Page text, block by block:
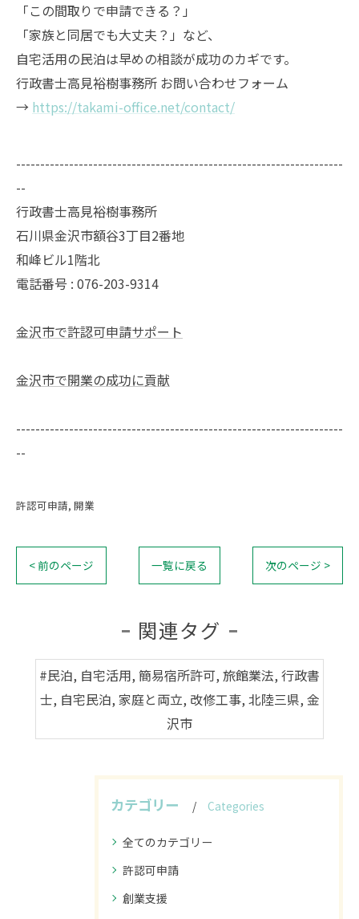
「この間取りで申請できる？」
「家族と同居でも大丈夫？」など、
自宅活用の民泊は早めの相談が成功のカギです。
行政書士高見裕樹事務所 お問い合わせフォーム
→ https://takami-office.net/contact/
--------------------------------------------------------------------
--
行政書士高見裕樹事務所
石川県金沢市額谷3丁目2番地
和峰ビル1階北
電話番号 : 076-203-9314
金沢市で許認可申請サポート
金沢市で開業の成功に貢献
--------------------------------------------------------------------
--
許認可申請 開業
< 前のページ 一覧に戻る 次のページ >
関連タグ
#民泊, 自宅活用, 簡易宿所許可, 旅館業法, 行政書
士, 自宅民泊, 家庭と両立, 改修工事, 北陸三県, 金
沢市
カテゴリー Categories
全てのカテゴリー
許認可申請
創業支援